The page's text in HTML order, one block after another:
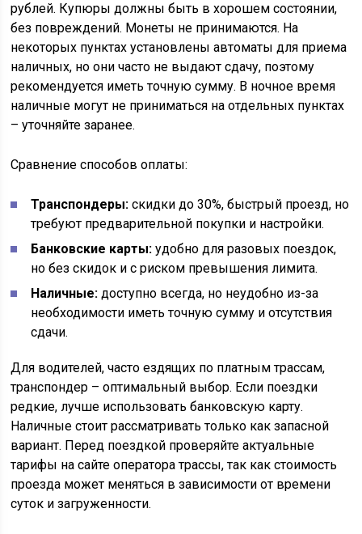
рублей. Купюры должны быть в хорошем состоянии,
без повреждений. Монеты не принимаются. На
некоторых пунктах установлены автоматы для приема
наличных, но они часто не выдают сдачу, поэтому
рекомендуется иметь точную сумму. В ночное время
наличные могут не приниматься на отдельных пунктах
– уточняйте заранее.
Сравнение способов оплаты:
Транспондеры: скидки до 30%, быстрый проезд, но
требуют предварительной покупки и настройки.
Банковские карты: удобно для разовых поездок,
но без скидок и с риском превышения лимита.
Наличные: доступно всегда, но неудобно из-за
необходимости иметь точную сумму и отсутствия
сдачи.
Для водителей, часто ездящих по платным трассам,
транспондер – оптимальный выбор. Если поездки
редкие, лучше использовать банковскую карту.
Наличные стоит рассматривать только как запасной
вариант. Перед поездкой проверяйте актуальные
тарифы на сайте оператора трассы, так как стоимость
проезда может меняться в зависимости от времени
суток и загруженности.